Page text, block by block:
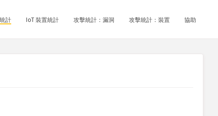
計 IoT 裝置統計 攻擊統計：漏洞 攻擊統計：裝置 協助